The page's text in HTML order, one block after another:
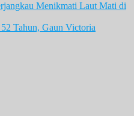
Menikmati Laut Mati di
Tahun, Gaun Victoria